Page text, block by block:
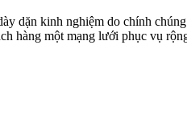
dặn kinh nghiệm do chính
hàng một mạng lưới phục vụ